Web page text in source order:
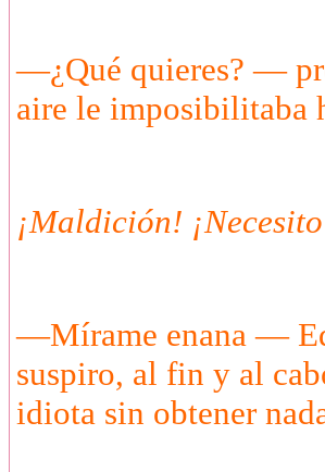
—¿Qué quieres? —
aire le imposibilitaba
¡Maldición!
—Mírame enana —
suspiro, al fin y al
idiota sin obtener